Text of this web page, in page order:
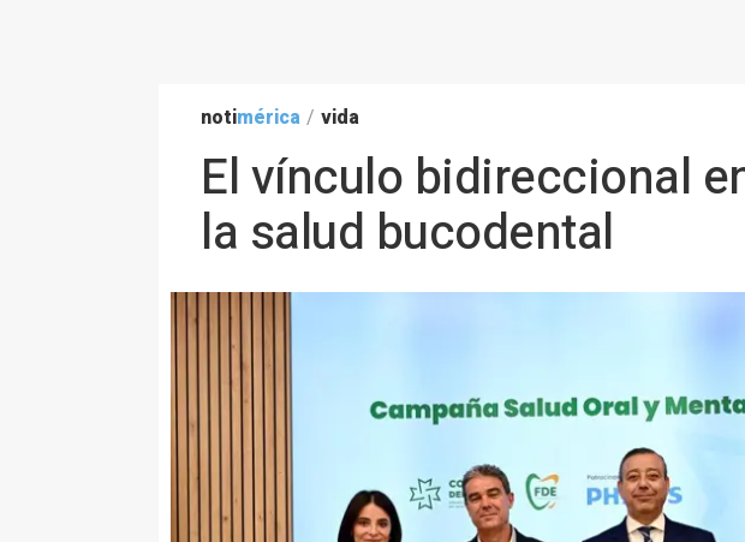
notimérica / vida
El vínculo bidireccional
la salud bucodental